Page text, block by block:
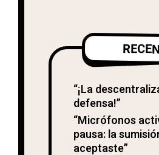
“¡La
defensa!”
“Micrófonos
pausa: la
aceptaste”